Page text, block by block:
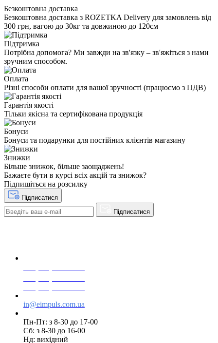
Безкоштовна доставка
Безкоштовна доставка з ROZETKA Delivery для замовлень від
300 грн, вагою до 30кг та довжиною до 120см
Підтримка
Потрібна допомога? Ми завжди на зв'язку – зв'яжіться з нами
зручним способом.
Оплата
Різні способи оплати для вашої зручності (працюємо з ПДВ)
Гарантія якості
Тільки якісна та сертифікована продукція
Бонуси
Бонуси та подарунки для постійних клієнтів магазину
Знижки
Більше знижок, більше заощаджень!
Бажаєте бути в курсі всіх акцій та знижок?
Підпишіться на розсилку
Підписатися
Підписатися
in@eimpuls.com.ua
Пн-Пт: з 8-30 до 17-00
Сб: з 8-30 до 16-00
Нд: вихідний